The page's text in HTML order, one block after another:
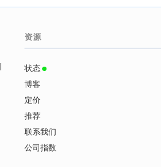
资源
状态
博客
定价
推荐
联系我们
公司指数